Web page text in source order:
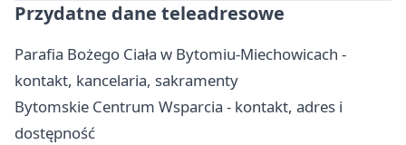
Przydatne dane teleadresowe
Parafia Bożego Ciała w Bytomiu-Miechowicach -
kontakt, kancelaria, sakramenty
Bytomskie Centrum Wsparcia - kontakt, adres i
dostępność